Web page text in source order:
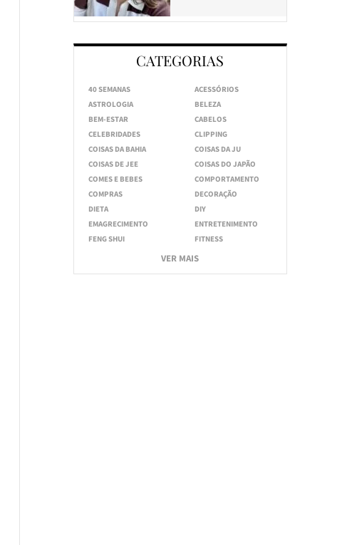
CATEGORIAS
40 SEMANAS
ACESSÓRIOS
ASTROLOGIA
BELEZA
BEM-ESTAR
CABELOS
CELEBRIDADES
CLIPPING
COISAS DA BAHIA
COISAS DA JU
COISAS DE JEE
COISAS DO JAPÃO
COMES E BEBES
COMPORTAMENTO
COMPRAS
DECORAÇÃO
DIETA
DIY
EMAGRECIMENTO
ENTRETENIMENTO
FENG SHUI
FITNESS
VER MAIS